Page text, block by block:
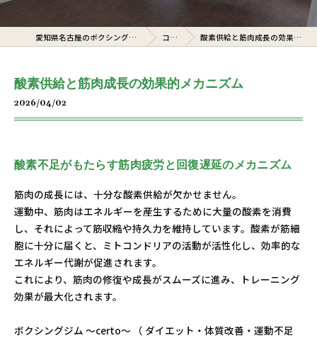
愛知県名古屋のボクシングジムならcerto コラム 酸素供給と筋肉成長の効果的メカニズム
酸素供給と筋肉成長の効果的メカニズム
2026/04/02
酸素不足がもたらす筋肉疲労と回復遅延のメカニズム
筋肉の成長には、十分な酸素供給が欠かせません。
運動中、筋肉はエネルギーを産生するために大量の酸素を消費
し、それによって筋収縮や持久力を維持しています。酸素が筋細
胞に十分に届くと、ミトコンドリアの活動が活性化し、効率的な
エネルギー代謝が促進されます。
これにより、筋肉の修復や成長がスムーズに進み、トレーニング
効果が最大化されます。
ボクシングジム ～certo～ （ ダイエット・体質改善・運動不足